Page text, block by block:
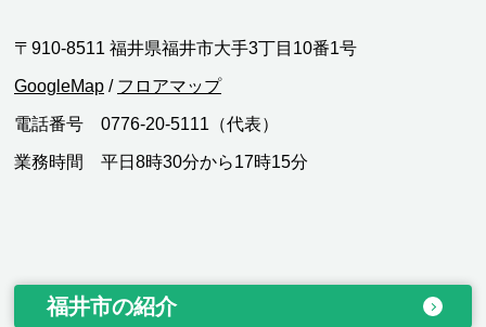
〒910-8511 福井県福井市大手3丁目10番1号
GoogleMap / フロアマップ
電話番号 0776-20-5111（代表）
業務時間 平日8時30分から17時15分
福井市の紹介